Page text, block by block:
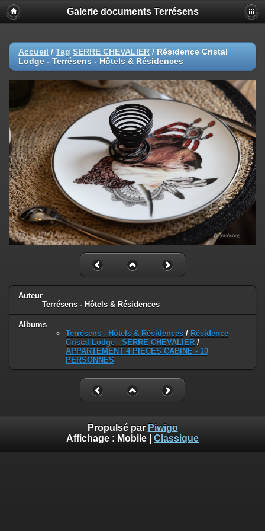
Galerie documents Terrésens
Accueil / Tag SERRE CHEVALIER / Résidence Cristal
Lodge - Terrésens - Hôtels & Résidences
Auteur
Terrésens - Hôtels & Résidences
Albums
Terrésens - Hôtels & Résidences / Résidence
Cristal Lodge - SERRE CHEVALIER /
APPARTEMENT 4 PIECES CABINE - 10
PERSONNES
Propulsé par Piwigo
Affichage : Mobile Classique